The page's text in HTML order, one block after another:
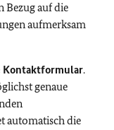
Bezug auf die
aufmerksam
Kontaktformular.
genaue
automatisch die